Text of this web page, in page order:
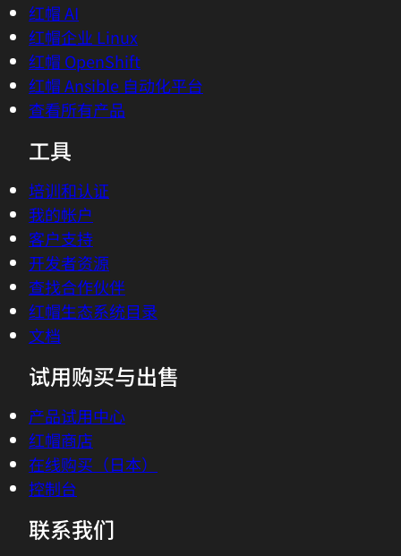
红帽 AI
红帽企业 Linux
红帽 OpenShift
红帽 Ansible 自动化平台
查看所有产品
工具
培训和认证
我的帐户
客户支持
开发者资源
查找合作伙伴
红帽生态系统目录
文档
试用购买与出售
产品试用中心
红帽商店
在线购买（日本）
控制台
联系我们